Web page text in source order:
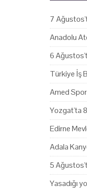
7
Anadolu
6
Türkiye İş
Amed
Yozgat'ta
Edirne
Adala
5
Yasadığı